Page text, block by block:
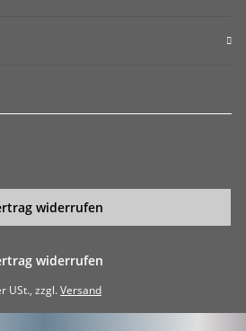
widerrufen
widerrufen
USt., zzgl.Versand